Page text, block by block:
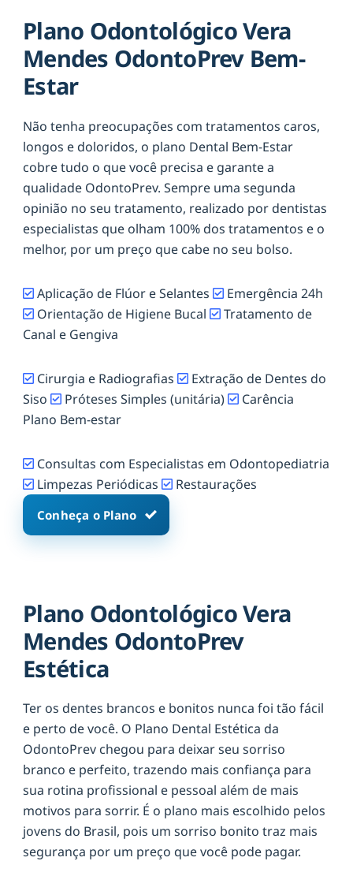
Plano Odontológico Vera
Mendes OdontoPrev Bem-
Estar
Não tenha preocupações com tratamentos caros,
longos e doloridos, o plano Dental Bem-Estar
cobre tudo o que você precisa e garante a
qualidade OdontoPrev. Sempre uma segunda
opinião no seu tratamento, realizado por dentistas
especialistas que olham 100% dos tratamentos e o
melhor, por um preço que cabe no seu bolso.
Aplicação de Flúor e Selantes
Emergência 24h
Orientação de Higiene Bucal
Tratamento de
Canal e Gengiva
Cirurgia e Radiografias
Extração de Dentes do
Siso
Próteses Simples (unitária)
Carência
Plano Bem-estar
Consultas com Especialistas em Odontopediatria
Limpezas Periódicas
Restaurações
Conheça o Plano
Plano Odontológico Vera
Mendes OdontoPrev
Estética
Ter os dentes brancos e bonitos nunca foi tão fácil
e perto de você. O Plano Dental Estética da
OdontoPrev chegou para deixar seu sorriso
branco e perfeito, trazendo mais confiança para
sua rotina profissional e pessoal além de mais
motivos para sorrir. É o plano mais escolhido pelos
jovens do Brasil, pois um sorriso bonito traz mais
segurança por um preço que você pode pagar.